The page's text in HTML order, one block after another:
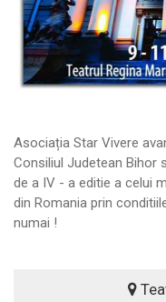
Asociația Star Vivere
Consiliul Judetean Bihor
de a IV - a editie a celui
din Romania prin
numai !